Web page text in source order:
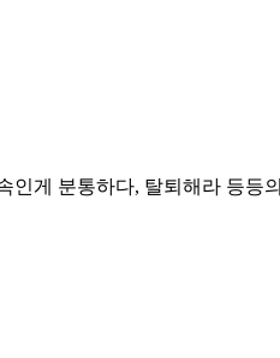
인게 분통하다, 탈퇴해라 등등의